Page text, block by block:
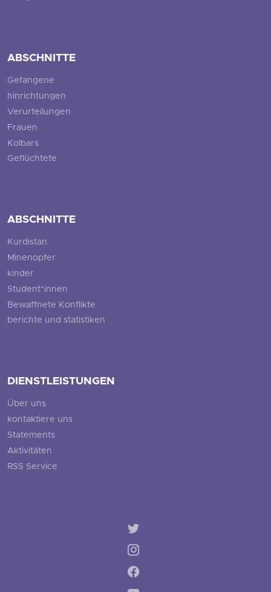
ABSCHNITTE
Gefangene
hinrichtungen
Verurteilungen
Frauen
Kolbars
Geflüchtete
ABSCHNITTE
Kurdistan
Minenopfer
kinder
Student*innen
Bewaffnete Konflikte
berichte und statistiken
DIENSTLEISTUNGEN
Über uns
kontaktiere uns
Statements
Aktivitäten
RSS Service